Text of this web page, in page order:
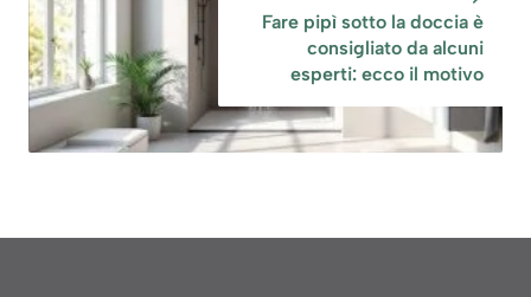
Fare pipì sotto la doccia è
consigliato da alcuni
esperti: ecco il motivo